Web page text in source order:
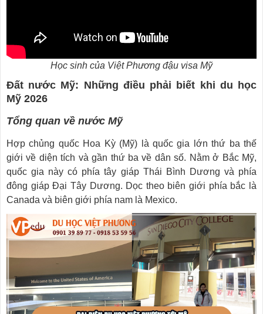
Học sinh của Việt Phương đậu visa Mỹ
Đất nước Mỹ: Những điều phải biết khi du học
Mỹ 2026
Tổng quan về nước Mỹ
Hợp chủng quốc Hoa Kỳ (Mỹ) là quốc gia lớn thứ ba thế
giới về diện tích và gần thứ ba về dân số. Nằm ở Bắc Mỹ,
quốc gia này có phía tây giáp Thái Bình Dương và phía
đông giáp Đại Tây Dương. Dọc theo biên giới phía bắc là
Canada và biên giới phía nam là Mexico.